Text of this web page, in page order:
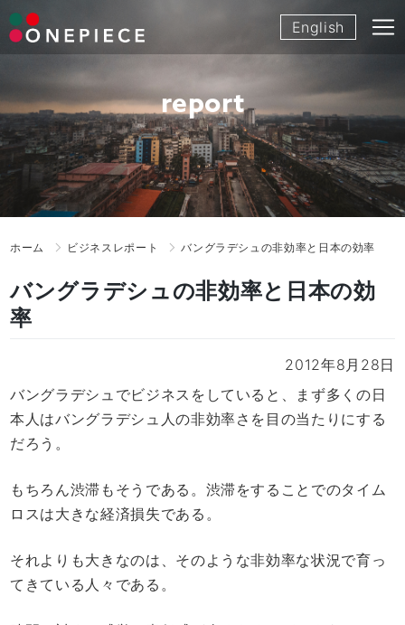
Skip
to
English
report
ホーム ビジネスレポート バングラデシュの非効率と日本の効率
バングラデシュの非効率と日本の効
率
2012年8月28日
バングラデシュでビジネスをしていると、まず多くの日
本人はバングラデシュ人の非効率さを目の当たりにする
だろう。
もちろん渋滞もそうである。渋滞をすることでのタイム
ロスは大きな経済損失である。
それよりも大きなのは、そのような非効率な状況で育っ
てきている人々である。